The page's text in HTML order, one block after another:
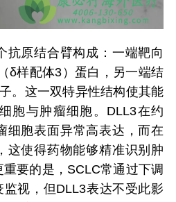
抗原结合臂构成：一端靶向
δ样配体3）蛋白，另一端结
。这一双特异性结构使其能
胞与肿瘤细胞。DLL3在约
细胞表面异常高表达，而在
这使得药物能够精准识别肿
要的是，SCLC常通过下调
视，但DLL3表达不受此影